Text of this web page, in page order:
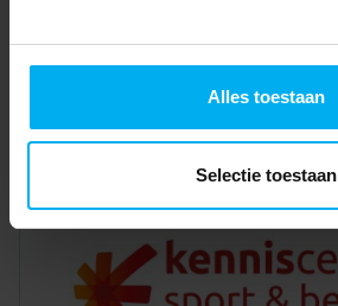
Alles toestaan
Selectie toestaan